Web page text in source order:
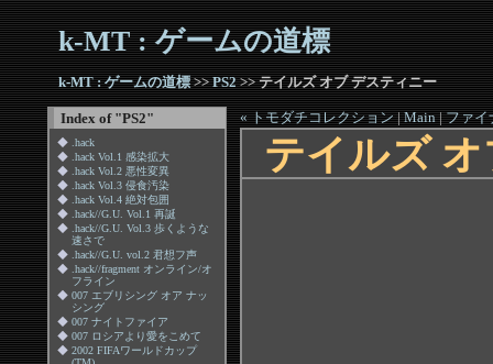
k-MT : ゲームの道標
k-MT : ゲームの道標>>PS2>> テイルズ オブ デスティニー
Index of "PS2"
◆ .hack
◆ .hack Vol.1 感染拡大
◆ .hack Vol.2 悪性変異
◆ .hack Vol.3 侵食汚染
◆ .hack Vol.4 絶対包囲
◆ .hack//G.U. Vol.1 再誕
◆ .hack//G.U. Vol.3 歩くような
速さで
◆ .hack//G.U. vol.2 君想フ声
◆ .hack//fragment オンライン/オ
フライン
◆ 007 エブリシング オア ナッ
シング
◆ 007 ナイトファイア
◆ 007 ロシアより愛をこめて
◆ 2002 FIFAワールドカップ
« トモダチコレクション|Main|ファイ
テイルズ